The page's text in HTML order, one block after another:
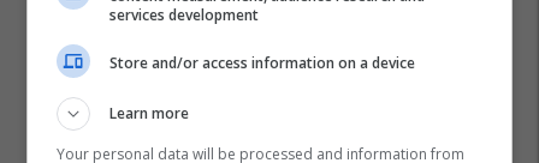
services development
Store and/or access information on a device
Learn more
Your personal data will be processed and information from